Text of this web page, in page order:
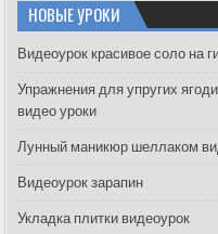
h
f
r
:
НОВЫЕ УРОКИ
Видеоурок красивое соло на
Упражнения для упругих
видео уроки
Лунный маникюр шеллаком
Видеоурок зарапин
Укладка плитки видеоурок